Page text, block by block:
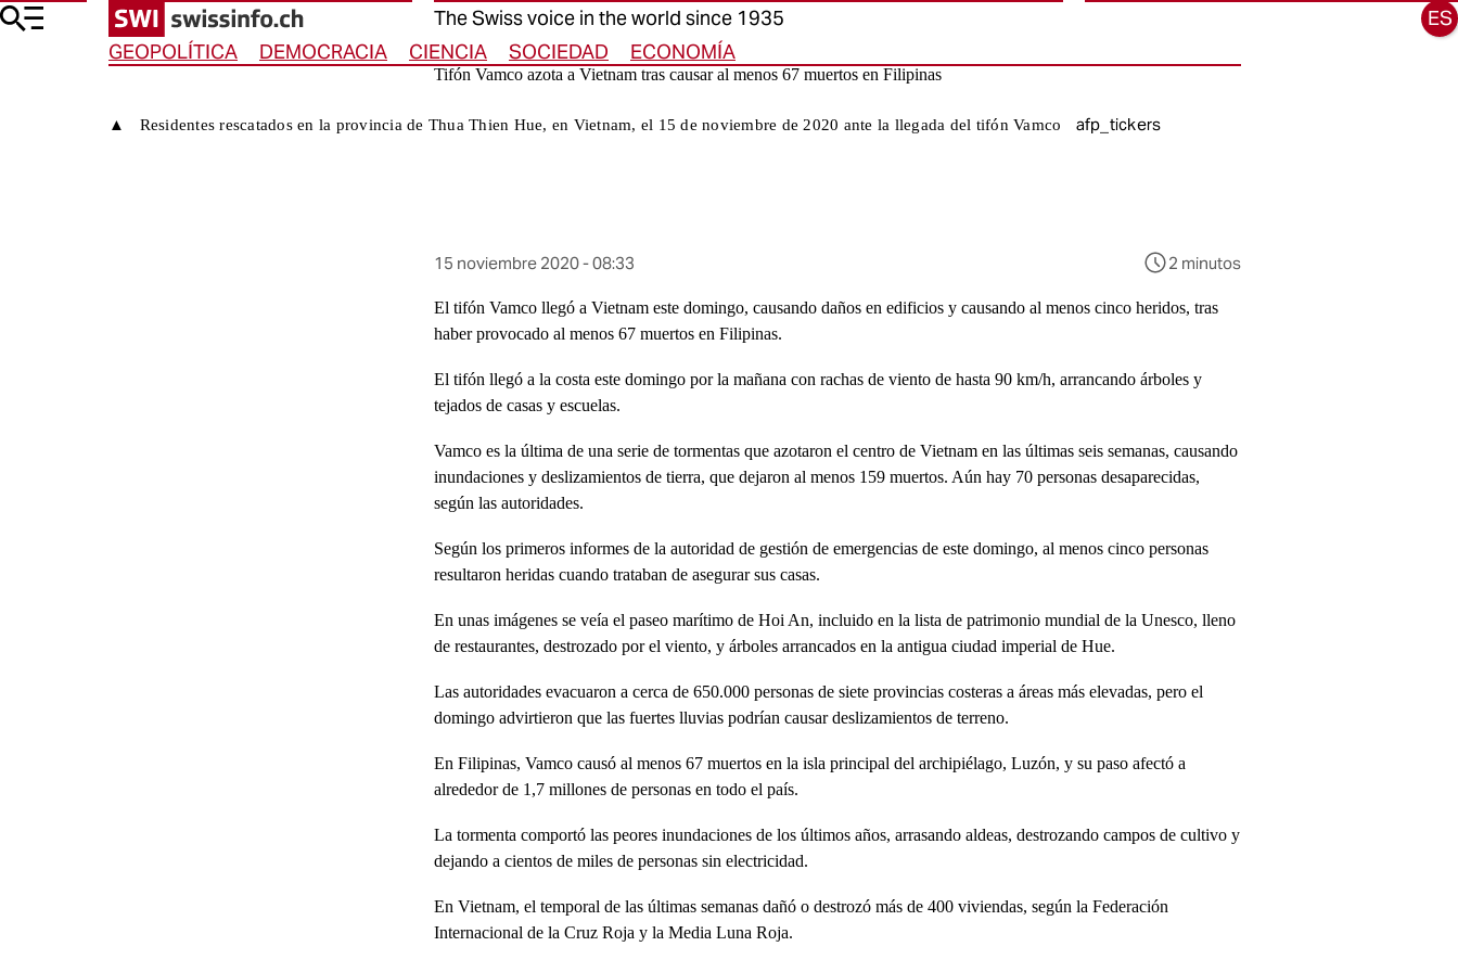
Ir a Portada
Ir a Navegación
Ir a la navegación horizontal
Ir a la selección de idioma
Ir a Contenido The Swiss voice in the world since 1935
ES
GEOPOLÍTICA
DEMOCRACIA CIENCIA SOCIEDAD ECONOMÍA
Tifón Vamco azota a Vietnam tras causar al menos 67 muertos en Filipinas
Residentes rescatados en la provincia de Thua Thien Hue, en Vietnam, el 15 de noviembre de 2020 ante la llegada del tifón Vamco afp_tickers
Este
fue
publicado
en
15 noviembre 2020 - 08:33 2 minutos
El tifón Vamco llegó a Vietnam este domingo, causando daños en edificios y causando al menos cinco heridos, tras
haber provocado al menos 67 muertos en Filipinas.
El tifón llegó a la costa este domingo por la mañana con rachas de viento de hasta 90 km/h, arrancando árboles y
tejados de casas y escuelas.
Vamco es la última de una serie de tormentas que azotaron el centro de Vietnam en las últimas seis semanas, causando
inundaciones y deslizamientos de tierra, que dejaron al menos 159 muertos. Aún hay 70 personas desaparecidas,
según las autoridades.
Según los primeros informes de la autoridad de gestión de emergencias de este domingo, al menos cinco personas
resultaron heridas cuando trataban de asegurar sus casas.
En unas imágenes se veía el paseo marítimo de Hoi An, incluido en la lista de patrimonio mundial de la Unesco, lleno
de restaurantes, destrozado por el viento, y árboles arrancados en la antigua ciudad imperial de Hue.
Las autoridades evacuaron a cerca de 650.000 personas de siete provincias costeras a áreas más elevadas, pero el
domingo advirtieron que las fuertes lluvias podrían causar deslizamientos de terreno.
En Filipinas, Vamco causó al menos 67 muertos en la isla principal del archipiélago, Luzón, y su paso afectó a
alrededor de 1,7 millones de personas en todo el país.
La tormenta comportó las peores inundaciones de los últimos años, arrasando aldeas, destrozando campos de cultivo y
dejando a cientos de miles de personas sin electricidad.
En Vietnam, el temporal de las últimas semanas dañó o destrozó más de 400 viviendas, según la Federación
Internacional de la Cruz Roja y la Media Luna Roja.